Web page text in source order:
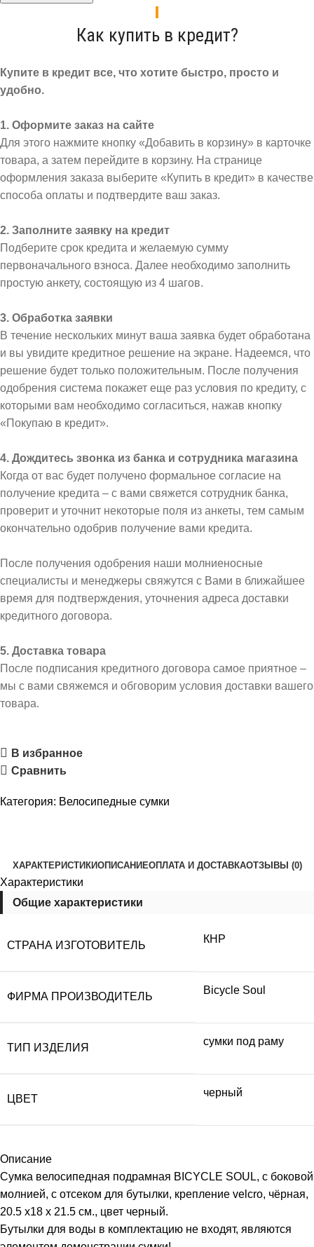
Как купить в кредит?
Купите в кредит все, что хотите быстро, просто и
удобно.
1. Оформите заказ на сайте
Для этого нажмите кнопку «Добавить в корзину» в карточке
товара, а затем перейдите в корзину. На странице
оформления заказа выберите «Купить в кредит» в качестве
способа оплаты и подтвердите ваш заказ.
2. Заполните заявку на кредит
Подберите срок кредита и желаемую сумму
первоначального взноса. Далее необходимо заполнить
простую анкету, состоящую из 4 шагов.
3. Обработка заявки
В течение нескольких минут ваша заявка будет обработана
и вы увидите кредитное решение на экране. Надеемся, что
решение будет только положительным. После получения
одобрения система покажет еще раз условия по кредиту, с
которыми вам необходимо согласиться, нажав кнопку
«Покупаю в кредит».
4. Дождитесь звонка из банка и сотрудника магазина
Когда от вас будет получено формальное согласие на
получение кредита – с вами свяжется сотрудник банка,
проверит и уточнит некоторые поля из анкеты, тем самым
окончательно одобрив получение вами кредита.
После получения одобрения наши молниеносные
специалисты и менеджеры свяжутся с Вами в ближайшее
время для подтверждения, уточнения адреса доставки
кредитного договора.
5. Доставка товара
После подписания кредитного договора самое приятное –
мы с вами свяжемся и обговорим условия доставки вашего
товара.
В избранное
Сравнить
Категория: Велосипедные сумки
ХАРАКТЕРИСТИКИОПИСАНИЕОПЛАТА И ДОСТАВКАОТЗЫВЫ (0)
Характеристики
Общие характеристики
СТРАНА ИЗГОТОВИТЕЛЬ
КНР
ФИРМА ПРОИЗВОДИТЕЛЬ
Bicycle Soul
ТИП ИЗДЕЛИЯ
сумки под раму
ЦВЕТ
черный
Описание
Сумка велосипедная подрамная BICYCLE SOUL, с боковой
молнией, с отсеком для бутылки, крепление velcro, чёрная,
20.5 х18 х 21.5 см., цвет черный.
Бутылки для воды в комплектацию не входят, являются